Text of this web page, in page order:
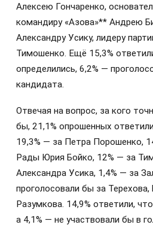
Алексею Гончаренко,
командиру «Азова»** Андрею
Александру Усику, лидеру
Тимошенко. Ещё 15,3%
определились, 6,2% —
кандидата.
Отвечая на вопрос, за кого
бы, 21,1% опрошенных
19,3% — за Петра Порошенко,
Рады Юрия Бойко, 12% — за
Александра Усика, 1,4% — за
проголосовали бы за Терехова,
Разумкова. 14,9% ответили,
а 4,1% — не участвовали бы в